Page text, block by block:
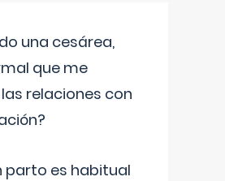
una cesárea,
que me
relaciones con
parto es habitual